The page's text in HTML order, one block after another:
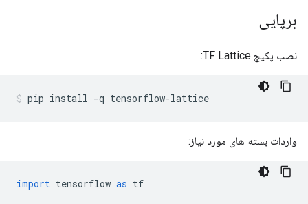
برپایی
نصب پکیج TF Lattice:
pip install -q tensorflow-lattice
واردات بسته های مورد نیاز:
import tensorflow as tf